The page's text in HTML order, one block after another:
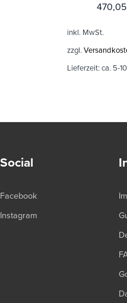
470,05
inkl. MwSt.
zzgl.
Lieferzeit: ca. 5-
Social
Facebook
Instagram